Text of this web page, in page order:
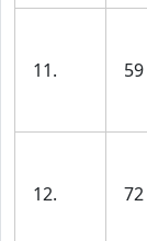
11. 59
12. 72